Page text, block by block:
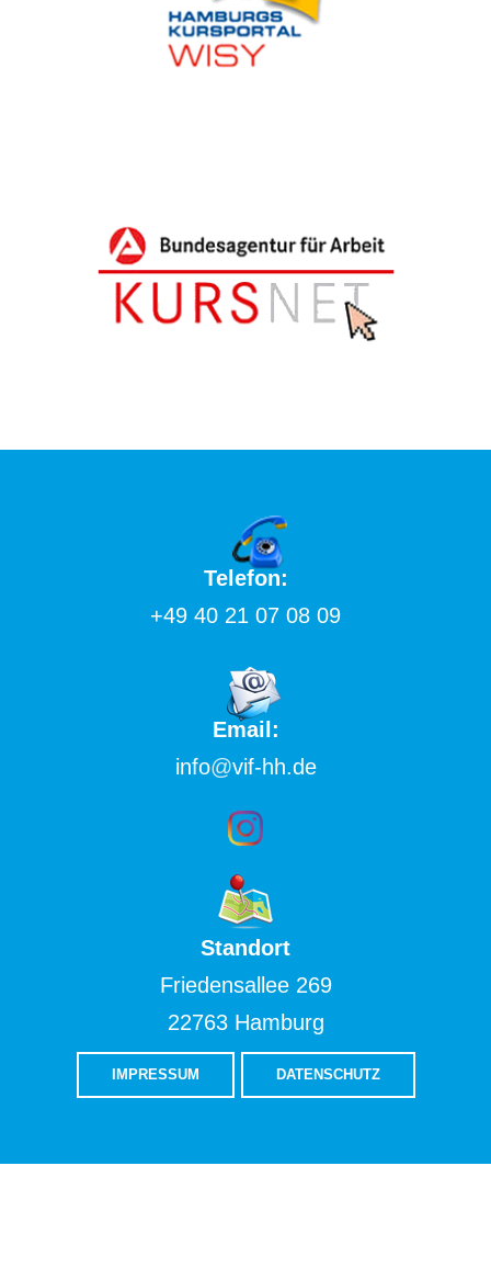
Telefon:
+49 40 21 07 08 09
Email:
info@vif-hh.de
Standort
Friedensallee 269
22763 Hamburg
IMPRESSUM DATENSCHUTZ